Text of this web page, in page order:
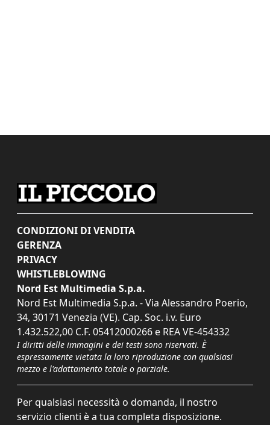
CONDIZIONI DI VENDITA
GERENZA
PRIVACY
WHISTLEBLOWING
Nord Est Multimedia S.p.a.
Nord Est Multimedia S.p.a. - Via Alessandro Poerio,
34, 30171 Venezia (VE). Cap. Soc. i.v. Euro
1.432.522,00 C.F. 05412000266 e REA VE-454332
I diritti delle immagini e dei testi sono riservati. È
espressamente vietata la loro riproduzione con qualsiasi
mezzo e l'adattamento totale o parziale.
Per qualsiasi necessità o domanda, il nostro
servizio clienti è a tua completa disposizione.